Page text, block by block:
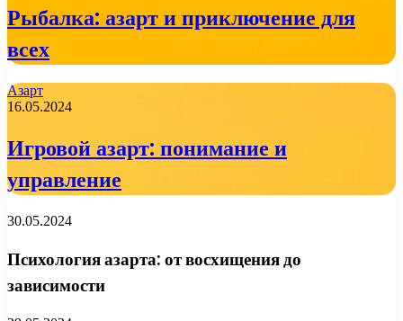
Рыбалка: азарт и приключение для
всех
Азарт
16.05.2024
Игровой азарт: понимание и
управление
30.05.2024
Психология азарта: от восхищения до
зависимости